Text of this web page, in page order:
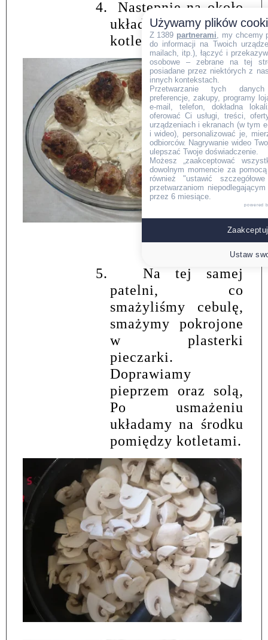
4.
Następnie na około
układamy usmażone
kotlety.
5.
Na tej samej
patelni, co
smażyliśmy cebulę,
smażymy pokrojone
w plasterki
pieczarki.
Doprawiamy
pieprzem oraz solą,
Po usmażeniu
układamy na środku
pomiędzy kotletami.
Używamy plików
Z 1389 partnerami , my chcemy
do informacji na Twoich
mailach, itp.), łączyć i
osobowe – zebrane na tej
posiadane przez niektórych z
innych kontekstach.
Przetwarzanie tych danych
preferencje, zakupy, programy
e-mail, telefon, dokładna
oferować Ci usługi, treści,
urządzeniach i ekranach (w tym
i wideo), personalizować je,
odbiorców. Nagrywanie wideo
ulepszać Twoje doświadczenie.
Możesz „zaakceptować
dowolnym momencie za
również "ustawić
przetwarzaniom
przez 6 miesiące.
powered
Ustaw